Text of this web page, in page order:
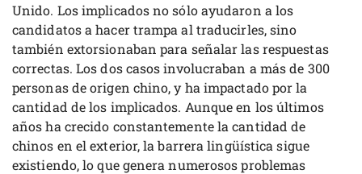
Unido. Los implicados no sólo ayudaron a los
candidatos a hacer trampa al traducirles, sino
también extorsionaban para señalar las respuestas
correctas. Los dos casos involucraban a más de 300
personas de origen chino, y ha impactado por la
cantidad de los implicados. Aunque en los últimos
años ha crecido constantemente la cantidad de
chinos en el exterior, la barrera lingüística sigue
existiendo, lo que genera numerosos problemas